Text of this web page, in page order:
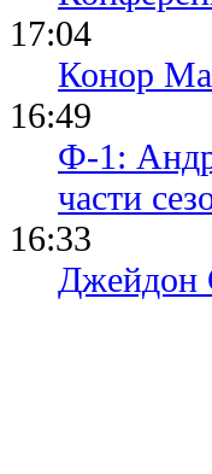
17:04
Конор
16:49
Ф-1:
части
16:33
Джейдон